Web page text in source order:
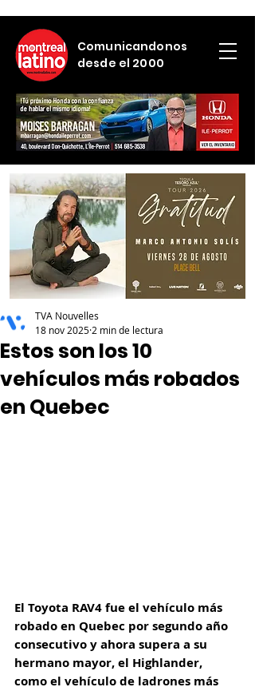
Comunicandonos
desde el 2000
Estos son los 10
vehículos más robados
en Quebec
TVA Nouvelles
18 nov 2025 2 min de lectura
El Toyota RAV4 fue el vehículo más
robado en Quebec por segundo año
consecutivo y ahora supera a su
hermano mayor, el Highlander,
como el vehículo de ladrones más